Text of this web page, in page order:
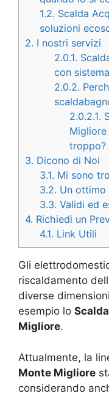
1.2. Scalda
soluzioni
2. I nostri servizi
2.0.1.
con
2.0.2.
2.0.2.1.
troppo?
3. Dicono di Noi
3.1. Mi sono
3.2. Un ottimo
3.3. Validi ed
4. Richiedi un
4.1. Link Utili
Gli
riscaldamento
diverse
esempio lo
Migliore.
Attualmente, la
Monte Migliore
considerando